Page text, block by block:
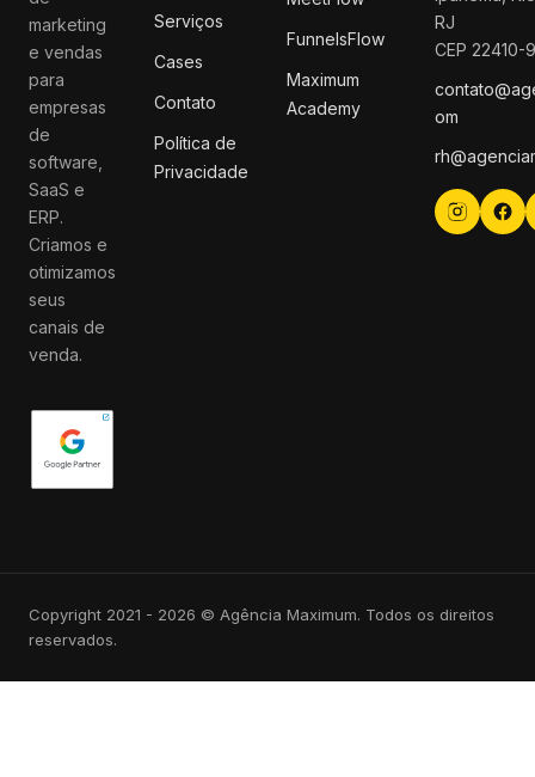
marketing
e vendas
para
empresas
de
software,
SaaS e
ERP.
Criamos e
otimizamos
seus
canais de
venda.
Serviços
Cases
Contato
Política de
Privacidade
FunnelsFlow
Maximum
Academy
RJ
CEP 22410-
om
Copyright 2021 - 2026 © Agência Maximum. Todos os direitos
reservados.